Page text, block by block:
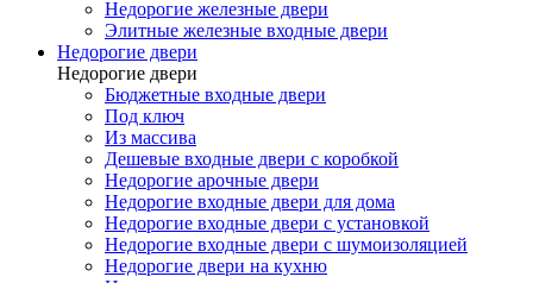
Недорогие железные двери
Элитные железные входные двери
Недорогие двери
Недорогие двери
Бюджетные входные двери
Под ключ
Из массива
Дешевые входные двери с коробкой
Недорогие арочные двери
Недорогие входные двери для дома
Недорогие входные двери с установкой
Недорогие входные двери с шумоизоляцией
Недорогие двери на кухню